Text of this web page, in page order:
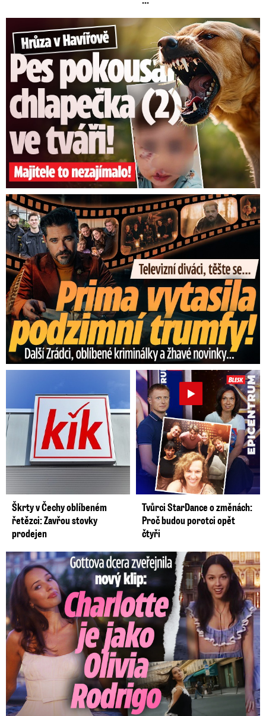
Hrůza v Havířově: Pes pokousal chlapečka (2) ve tváři!
Prima vytasila podzimní trumfy! Další Zrádci a žhavé novinky
Škrty v Čechy oblíbeném
řetězci: Zavřou stovky
prodejen
Tvůrci StarDance o změnách:
Proč budou porotci opět
čtyři
Gottova dcera zveřejnila nový klip: Je jako Olivie Rodrigo!